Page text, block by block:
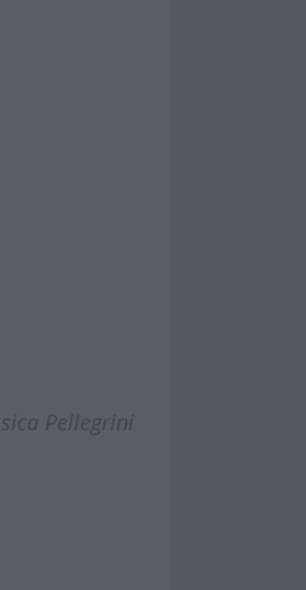
Pellegrini